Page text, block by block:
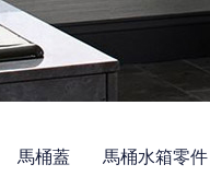
馬桶蓋 馬桶水箱零件